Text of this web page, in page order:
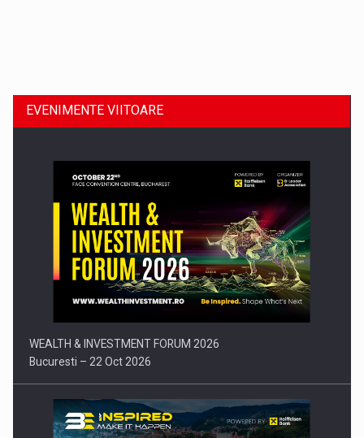
Comunicat de presa: Joburile part-time reincep sa intre pe…
EVENIMENTE VIITOARE
WEALTH & INVESTMENT FORUM 2026
Bucuresti – 22 Oct 2026